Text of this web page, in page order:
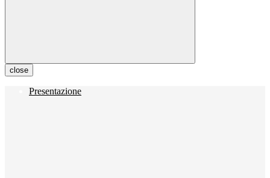
close
Presentazione